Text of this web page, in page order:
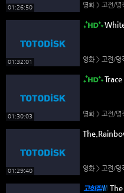
01:26:50 영화 > 고전/명
01:32:01 영화 > 고전/명
01:30:03 영화 > 고전/명
01:29:40 영화 > 고전/명